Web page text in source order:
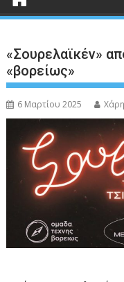
«Σουρελαϊκέν»
«βορείως»
6 Μαρτίου 2025